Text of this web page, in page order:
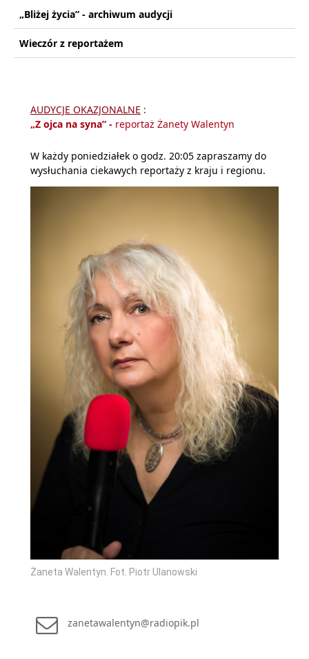
„Bliżej życia” - archiwum audycji
Wieczór z reportażem
AUDYCJE OKAZJONALNE :
„Z ojca na syna” - reportaż Żanety Walentyn
W każdy poniedziałek o godz. 20:05 zapraszamy do
wysłuchania ciekawych reportaży z kraju i regionu.
Żaneta Walentyn. Fot. Piotr Ulanowski
zanetawalentyn@radiopik.pl